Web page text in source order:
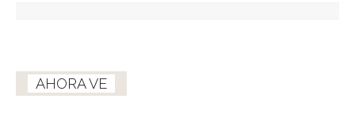
AHORA VE